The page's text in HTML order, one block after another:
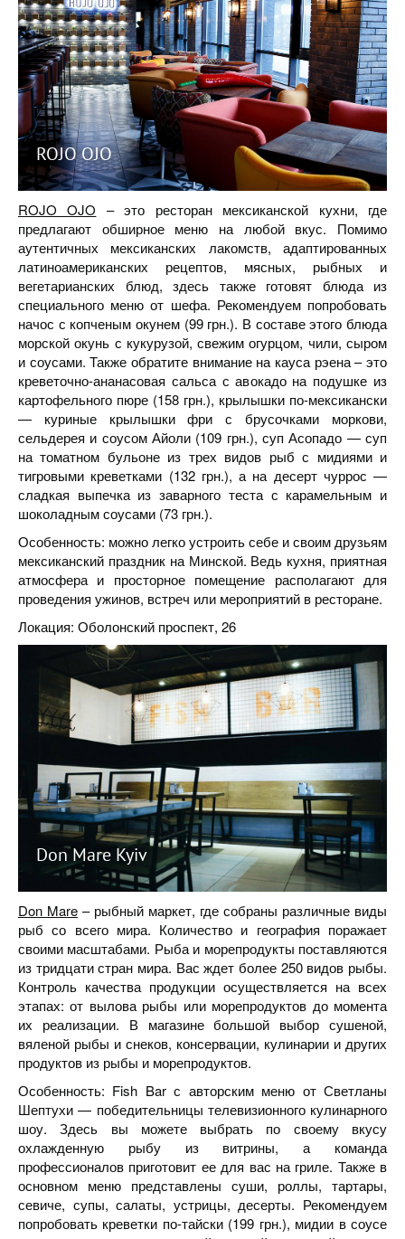
ROJO OJO
ROJO OJO – это ресторан мексиканской кухни, где
предлагают обширное меню на любой вкус. Помимо
аутентичных мексиканских лакомств, адаптированных
латиноамериканских рецептов, мясных, рыбных и
вегетарианских блюд, здесь также готовят блюда из
специального меню от шефа. Рекомендуем попробовать
начос с копченым окунем (99 грн.). В составе этого блюда
морской окунь с кукурузой, свежим огурцом, чили, сыром
и соусами. Также обратите внимание на кауса рэена – это
креветочно-ананасовая сальса с авокадо на подушке из
картофельного пюре (158 грн.), крылышки по-мексикански
— куриные крылышки фри с брусочками моркови,
сельдерея и соусом Айоли (109 грн.), суп Асопадо — суп
на томатном бульоне из трех видов рыб с мидиями и
тигровыми креветками (132 грн.), а на десерт чуррос —
сладкая выпечка из заварного теста с карамельным и
шоколадным соусами (73 грн.).
Особенность: можно легко устроить себе и своим друзьям
мексиканский праздник на Минской. Ведь кухня, приятная
атмосфера и просторное помещение располагают для
проведения ужинов, встреч или мероприятий в ресторане.
Локация: Оболонский проспект, 26
Don Mare Kyiv
Don Mare – рыбный маркет, где собраны различные виды
рыб со всего мира. Количество и география поражает
своими масштабами. Рыба и морепродукты поставляются
из тридцати стран мира. Вас ждет более 250 видов рыбы.
Контроль качества продукции осуществляется на всех
этапах: от вылова рыбы или морепродуктов до момента
их реализации. В магазине большой выбор сушеной,
вяленой рыбы и снеков, консервации, кулинарии и других
продуктов из рыбы и морепродуктов.
Особенность: Fish Bar с авторским меню от Светланы
Шептухи — победительницы телевизионного кулинарного
шоу. Здесь вы можете выбрать по своему вкусу
охлажденную рыбу из витрины, а команда
профессионалов приготовит ее для вас на гриле. Также в
основном меню представлены суши, роллы, тартары,
севиче, супы, салаты, устрицы, десерты. Рекомендуем
попробовать креветки по-тайски (199 грн.), мидии в соусе